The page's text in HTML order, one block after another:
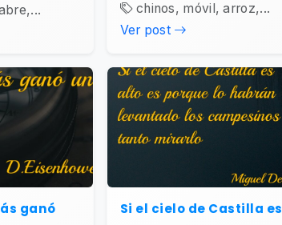
chinos, móvil, arroz,...
Ver post
ganó
Si el cielo de Castilla